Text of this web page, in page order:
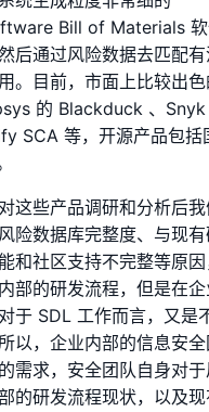
Bill of Materials
后通过⻛险数据去匹配
。目前，市面上比较出
的 Blackduck 、Snyk
SCA 等，开源产品包括
这些产品调研和分析后
险数据库完整度、与现
和社区支持不完整等原
部的研发流程，但是在
于 SDL 工作而言，又是
以，企业内部的信息安
需求，安全团队自身对
的研发流程现状，以及